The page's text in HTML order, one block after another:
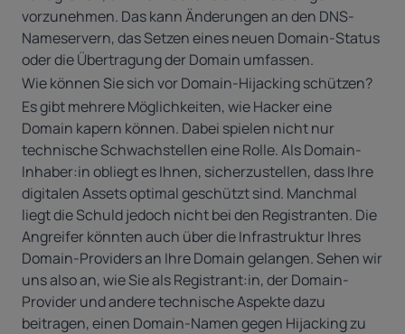
vorzunehmen. Das kann Änderungen an den DNS-
Nameservern, das Setzen eines neuen Domain-Status
oder die Übertragung der Domain umfassen.
Wie können Sie sich vor Domain-Hijacking schützen?
Es gibt mehrere Möglichkeiten, wie Hacker eine
Domain kapern können. Dabei spielen nicht nur
technische Schwachstellen eine Rolle. Als Domain-
Inhaber:in obliegt es Ihnen, sicherzustellen, dass Ihre
digitalen Assets optimal geschützt sind. Manchmal
liegt die Schuld jedoch nicht bei den Registranten. Die
Angreifer könnten auch über die Infrastruktur Ihres
Domain-Providers an Ihre Domain gelangen. Sehen wir
uns also an, wie Sie als Registrant:in, der Domain-
Provider und andere technische Aspekte dazu
beitragen, einen Domain-Namen gegen Hijacking zu